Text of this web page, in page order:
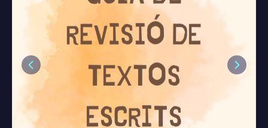
Previous Next